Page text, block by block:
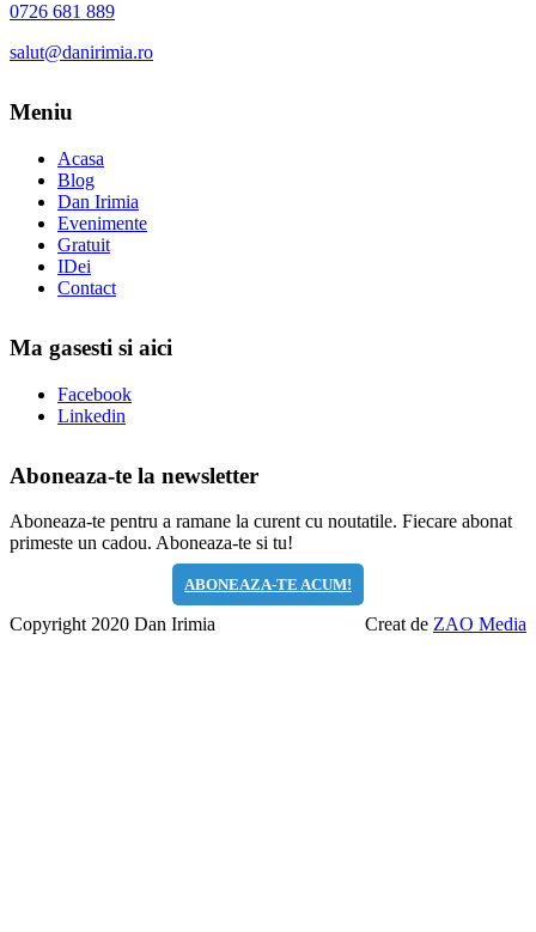
0726 681 889
salut@danirimia.ro
Meniu
Acasa
Blog
Dan Irimia
Evenimente
Gratuit
IDei
Contact
Ma gasesti si aici
Facebook
Linkedin
Aboneaza-te la newsletter
Aboneaza-te pentru a ramane la curent cu noutatile. Fiecare abonat
primeste un cadou. Aboneaza-te si tu!
ABONEAZA-TE ACUM!
Copyright 2020 Dan Irimia Creat de ZAO Media